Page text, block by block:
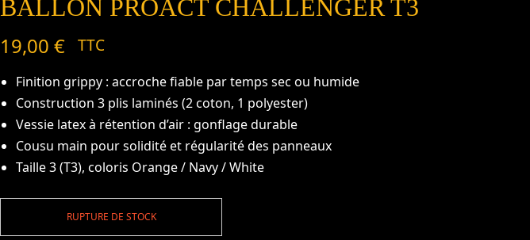
BALLON PROACT CHALLENGER T3
19,00€ TTC
Finition grippy : accroche fiable par temps sec ou humide
Construction 3 plis laminés (2 coton, 1 polyester)
Vessie latex à rétention d’air : gonflage durable
Cousu main pour solidité et régularité des panneaux
Taille 3 (T3), coloris Orange / Navy / White
RUPTURE DE STOCK